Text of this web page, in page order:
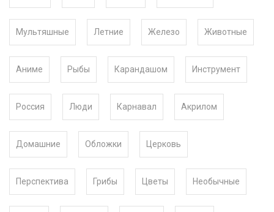
Мультяшные Летние Железо Животные
Аниме Рыбы Карандашом Инструмент
Россия Люди Карнавал Акрилом
Домашние Обложки Церковь
Перспектива Грибы Цветы Необычные